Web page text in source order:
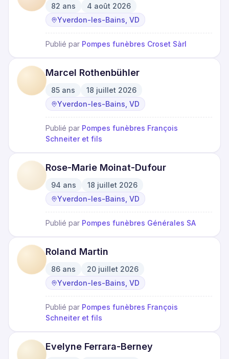
82 ans
·
4 août 2026
· Yverdon-les-Bains, VD
Publié par Pompes funèbres Croset Sàrl
Marcel Rothenbühler
85 ans
·
18 juillet 2026
· Yverdon-les-Bains, VD
Publié par Pompes funèbres François
Schneiter et fils
Rose-Marie Moinat-Dufour
94 ans
·
18 juillet 2026
· Yverdon-les-Bains, VD
Publié par Pompes funèbres Générales SA
Roland Martin
86 ans
·
20 juillet 2026
· Yverdon-les-Bains, VD
Publié par Pompes funèbres François
Schneiter et fils
Evelyne Ferrara-Berney